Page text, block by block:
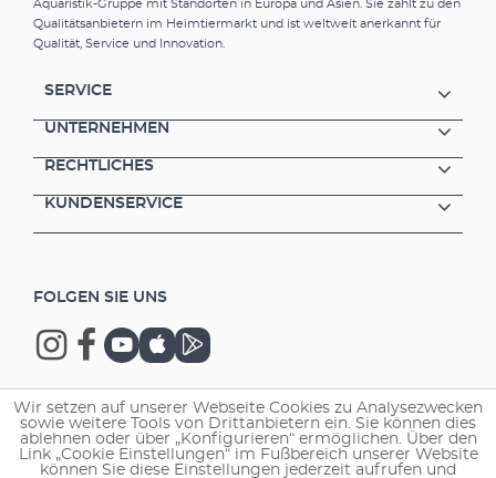
Aquaristik-Gruppe mit Standorten in Europa und Asien. Sie zählt zu den
Qualitätsanbietern im Heimtiermarkt und ist weltweit anerkannt für
Qualität, Service und Innovation.
SERVICE
UNTERNEHMEN
RECHTLICHES
KUNDENSERVICE
FOLGEN SIE UNS
Copyright © 2026 EHEIM GmbH & Co. KG.
Wir setzen auf unserer Webseite Cookies zu Analysezwecken
sowie weitere Tools von Drittanbietern ein. Sie können dies
ablehnen oder über „Konfigurieren“ ermöglichen. Über den
Link „Cookie Einstellungen“ im Fußbereich unserer Website
können Sie diese Einstellungen jederzeit aufrufen und